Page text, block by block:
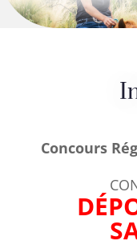
Concours